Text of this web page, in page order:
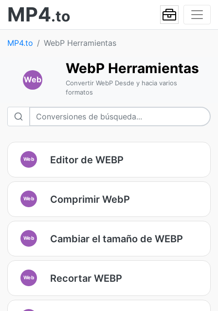
MP4.to
MP4.to WebP Herramientas
Web
WebP Herramientas
Convertir WebP Desde y hacia varios
formatos
Web Editor de WEBP
Web Comprimir WebP
Web Cambiar el tamaño de WEBP
Web Recortar WEBP